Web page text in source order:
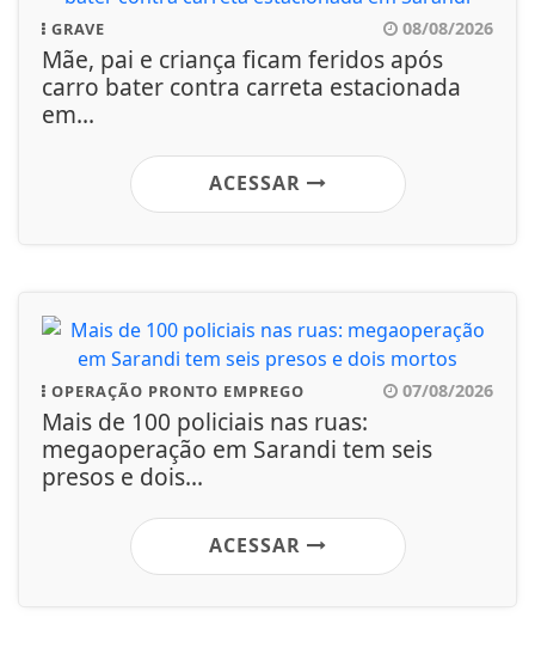
GRAVE 08/08/2026
Mãe, pai e criança ficam feridos após
carro bater contra carreta estacionada
em...
ACESSAR
OPERAÇÃO PRONTO EMPREGO 07/08/2026
Mais de 100 policiais nas ruas:
megaoperação em Sarandi tem seis
presos e dois...
ACESSAR